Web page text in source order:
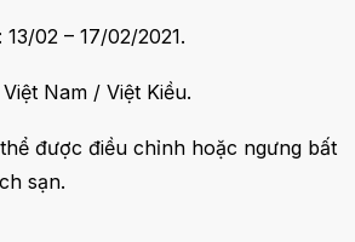
02 – 17/02/2021.
Nam / Việt Kiều.
được điều chỉnh hoặc ngưng bất
sạn.